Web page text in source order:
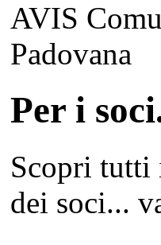
AVIS
Padovana
Per i
Scopri tutti
dei soci...